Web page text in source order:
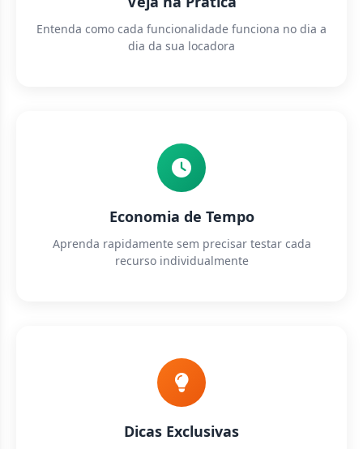
Entenda como cada funcionalidade funciona no dia a
dia da sua locadora
Economia de Tempo
Aprenda rapidamente sem precisar testar cada
recurso individualmente
Dicas Exclusivas